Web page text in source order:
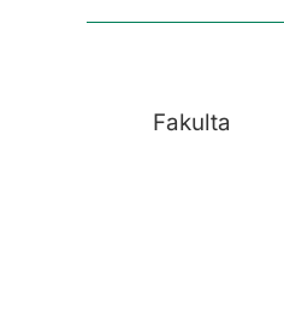
Fakulta